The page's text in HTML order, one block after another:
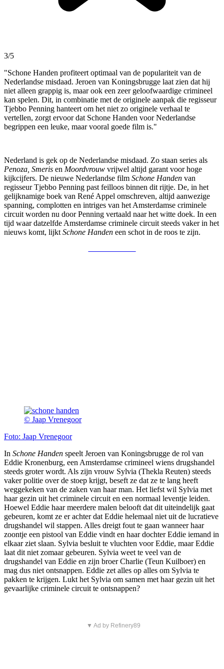
3/5
"Schone Handen profiteert optimaal van de populariteit van de
Nederlandse misdaad. Jeroen van Koningsbrugge laat zien dat hij
niet alleen grappig is, maar ook een zeer geloofwaardige crimineel
kan spelen. Dit, in combinatie met de originele aanpak die regisseur
Tjebbo Penning hanteert om het niet zo originele verhaal te
vertellen, zorgt ervoor dat Schone Handen voor Nederlandse
begrippen een leuke, maar vooral goede film is."
Nederland is gek op de Nederlandse misdaad. Zo staan series als
Penoza, Smeris en Moordvrouw vrijwel altijd garant voor hoge
kijkcijfers. De nieuwe Nederlandse film Schone Handen van
regisseur Tjebbo Penning past feilloos binnen dit rijtje. De, in het
gelijknamige boek van René Appel omschreven, altijd aanwezige
spanning, complotten en intriges van het Amsterdamse criminele
circuit worden nu door Penning vertaald naar het witte doek. In een
tijd waar datzelfde Amsterdamse criminele circuit steeds vaker in het
nieuws komt, lijkt Schone Handen een schot in de roos te zijn.
© Jaap Vrenegoor
Foto: Jaap Vrenegoor
In Schone Handen speelt Jeroen van Koningsbrugge de rol van
Eddie Kronenburg, een Amsterdamse crimineel wiens drugshandel
steeds groter wordt. Als zijn vrouw Sylvia (Thekla Reuten) steeds
vaker politie over de stoep krijgt, beseft ze dat ze te lang heeft
weggekeken van de zaken van haar man. Het liefst wil Sylvia met
haar gezin uit het criminele circuit en een normaal leventje leiden.
Hoewel Eddie haar meerdere malen belooft dat dit uiteindelijk gaat
gebeuren, komt ze er achter dat Eddie helemaal niet uit de lucratieve
drugshandel wil stappen. Alles dreigt fout te gaan wanneer haar
zoontje een pistool van Eddie vindt en haar dochter Eddie iemand in
elkaar ziet slaan. Sylvia besluit te vluchten voor Eddie, maar Eddie
laat dit niet zomaar gebeuren. Sylvia weet te veel van de
drugshandel van Eddie en zijn broer Charlie (Teun Kuilboer) en
mag dus niet ontsnappen. Eddie zet alles op alles om Sylvia te
pakken te krijgen. Lukt het Sylvia om samen met haar gezin uit het
gevaarlijke criminele circuit te ontsnappen?
▼ Ad by Refinery89